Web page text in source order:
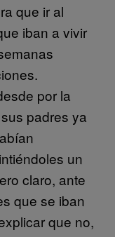
que ir al
iban a vivir
por la
padres ya
un
claro, ante
que se iban
que no,